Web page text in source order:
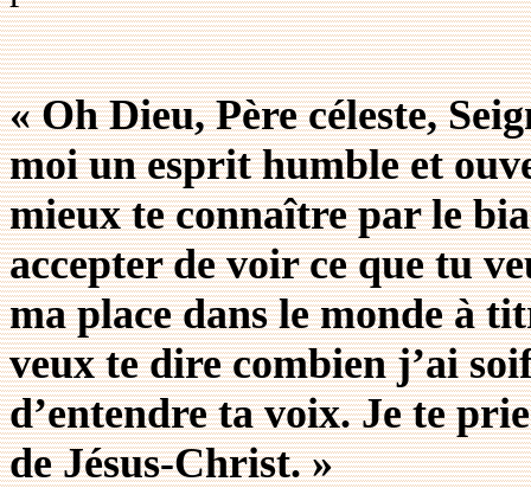
«Oh Dieu, Père céleste,
moi un esprit humble et
mieux te connaître par le
accepter de voir ce que tu
ma place dans le monde à
veux te dire combien j’ai
d’entendre ta voix. Je te
de Jésus-Christ. »